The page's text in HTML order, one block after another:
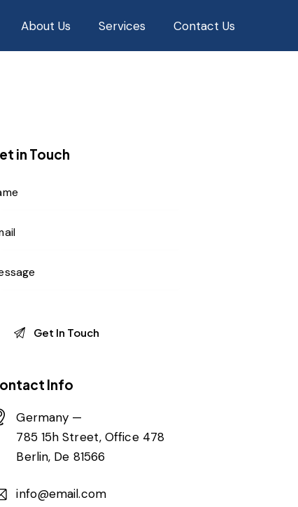
About Us Services Contact Us
in Touch
Info
Germany —
785 15h Street, Office 478
Berlin, De 81566
info@email.com